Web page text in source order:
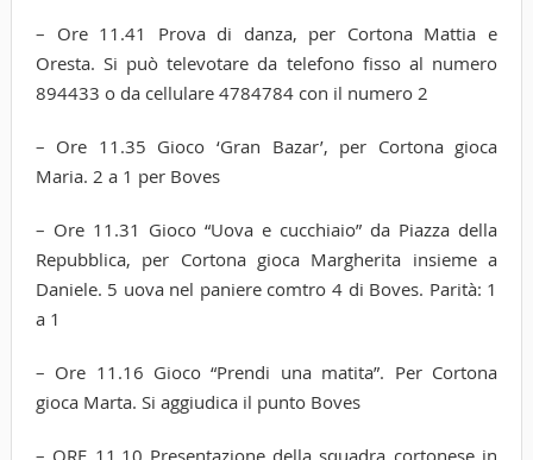
– Ore 11.41 Prova di danza, per Cortona Mattia e
Oresta. Si può televotare da telefono fisso al numero
894433 o da cellulare 4784784 con il numero 2
– Ore 11.35 Gioco ‘Gran Bazar’, per Cortona gioca
Maria. 2 a 1 per Boves
– Ore 11.31 Gioco “Uova e cucchiaio” da Piazza della
Repubblica, per Cortona gioca Margherita insieme a
Daniele. 5 uova nel paniere comtro 4 di Boves. Parità: 1
a 1
– Ore 11.16 Gioco “Prendi una matita”. Per Cortona
gioca Marta. Si aggiudica il punto Boves
– ORE 11.10 Presentazione della squadra cortonese in